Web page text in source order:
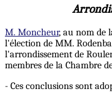
M. Moncheur, au nom de
l'élection de MM.
l'arrondissement de
membres de la Chambre
- Ces conclusions sont